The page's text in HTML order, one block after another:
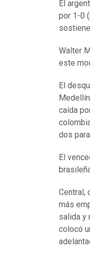
El
por 1-0
Walter
este
El
caída
dos
El
Central,
más
salida y
colocó